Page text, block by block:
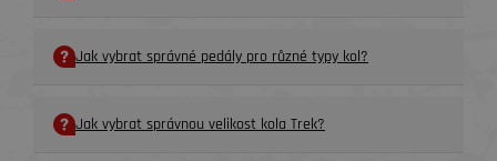
Jak vybrat správné pedály pro různé typy kol?
Jak vybrat správnou velikost kola Trek?